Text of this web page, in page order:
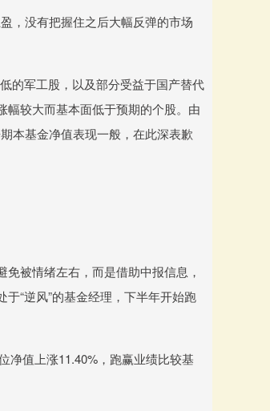
，没有把握住之后大幅反弹的市场
的军工股，以及部分受益于国产替代
幅较大而基本面低于预期的个股。由
本基金净值表现一般，在此深表歉
被情绪左右，而是借助中报信息，
“逆风”的基金经理，下半年开始跑
净值上涨11.40%，跑赢业绩比较基